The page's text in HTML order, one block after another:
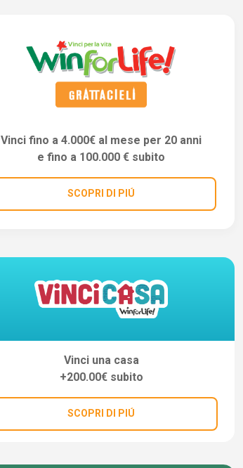
Vinci fino a 4.000€ al mese per 20 anni
e fino a 100.000 € subito
SCOPRI DI PIÚ
Vinci una casa
+200.00€ subito
SCOPRI DI PIÚ